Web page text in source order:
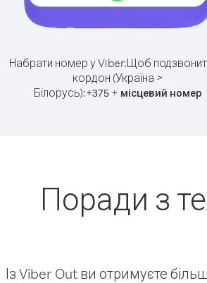
Набрати номер у Viber.Щоб
кордон (Україна >
Білорусь):+375+ місцевий номер
Поради з
Із Viber Out ви отримуєте